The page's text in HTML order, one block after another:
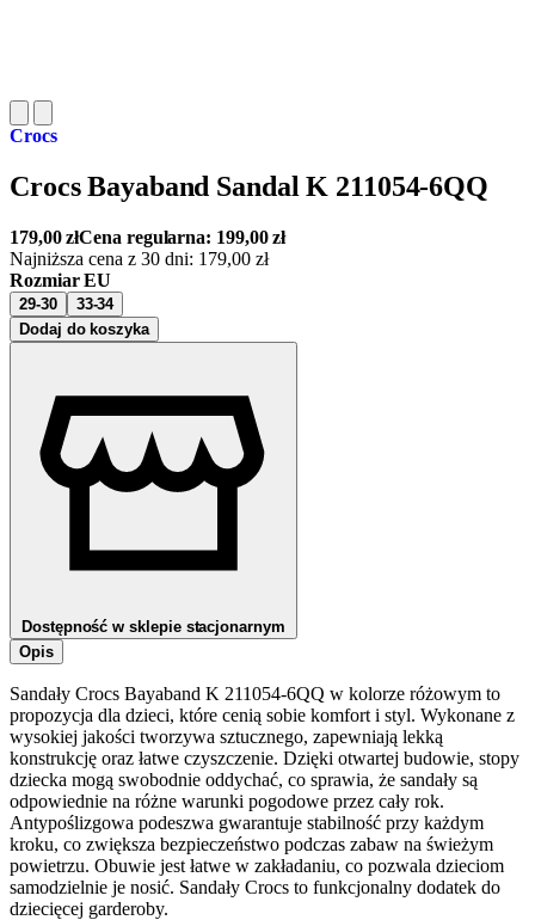
Crocs
Crocs Bayaband Sandal K 211054-6QQ
179,00złCena regularna: 199,00zł
Najniższa cena z 30 dni: 179,00 zł
Rozmiar EU
29-30
33-34
Dodaj do koszyka
Dostępność w sklepie stacjonarnym
Opis
Sandały Crocs Bayaband K 211054-6QQ w kolorze różowym to
propozycja dla dzieci, które cenią sobie komfort i styl. Wykonane z
wysokiej jakości tworzywa sztucznego, zapewniają lekką
konstrukcję oraz łatwe czyszczenie. Dzięki otwartej budowie, stopy
dziecka mogą swobodnie oddychać, co sprawia, że sandały są
odpowiednie na różne warunki pogodowe przez cały rok.
Antypoślizgowa podeszwa gwarantuje stabilność przy każdym
kroku, co zwiększa bezpieczeństwo podczas zabaw na świeżym
powietrzu. Obuwie jest łatwe w zakładaniu, co pozwala dzieciom
samodzielnie je nosić. Sandały Crocs to funkcjonalny dodatek do
dziecięcej garderoby.